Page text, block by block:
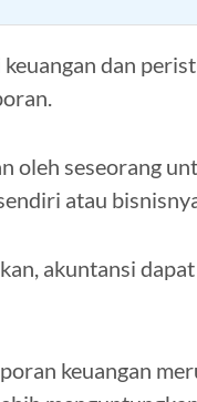
dan
oleh seseorang
atau
akuntansi
keuangan